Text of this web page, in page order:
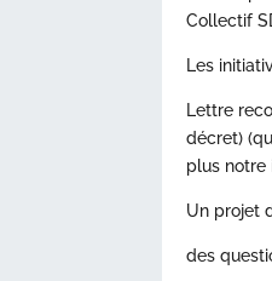
Collectif
Les
Lettre
décret)
plus notre
Un projet
des